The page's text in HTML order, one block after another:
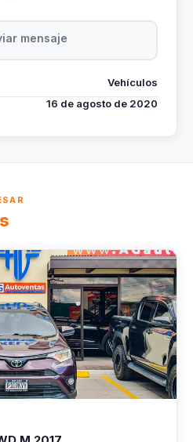
mensaje
Vehículos
16 de agosto de 2020